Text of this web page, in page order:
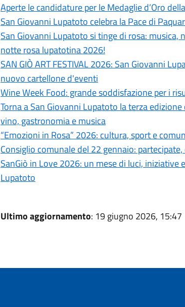
Aperte le candidature per le Medaglie d’Oro
San Giovanni Lupatoto celebra la Pace di
San Giovanni Lupatoto si tinge di rosa:
notte rosa lupatotina 2026!
SAN GIÒ ART FESTIVAL 2026: San Giovanni
nuovo cartellone d'eventi
Wine Week Food: grande soddisfazione per i
Torna a San Giovanni Lupatoto la terza
vino, gastronomia e musica
“Emozioni in Rosa” 2026: cultura, sport e
Consiglio comunale del 22 gennaio:
SanGiò in Love 2026: un mese di luci, iniziative
Lupatoto
Ultimo aggiornamento: 19 giugno 2026, 15:47